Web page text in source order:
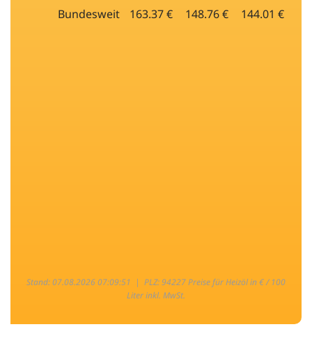
Bundesweit 163.37 € 148.76 € 144.01 €
Stand: 07.08.2026 07:09:51 | PLZ: 94227 Preise für Heizöl in € / 100
Liter inkl. MwSt.